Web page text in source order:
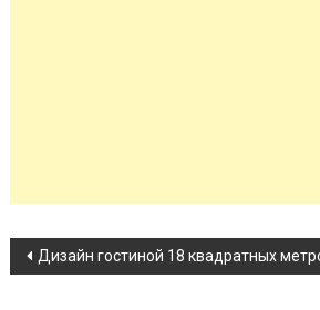
Навигация по
Дизайн гостиной 18 квадратных